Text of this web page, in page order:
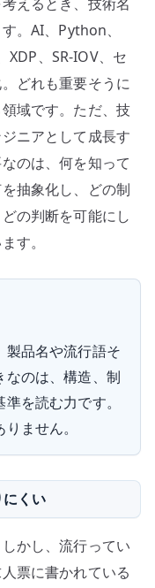
。AI、Python、
、SR-IOV、セ
どれも重要そうに
域です。ただ、技
ニアとして成長す
のは、何を知って
抽象化し、どの制
の判断を可能にし
す。
製品名や流行語そ
なのは、構造、制
を読む力です。
ません。
くい
かし、流行ってい
票に書かれている